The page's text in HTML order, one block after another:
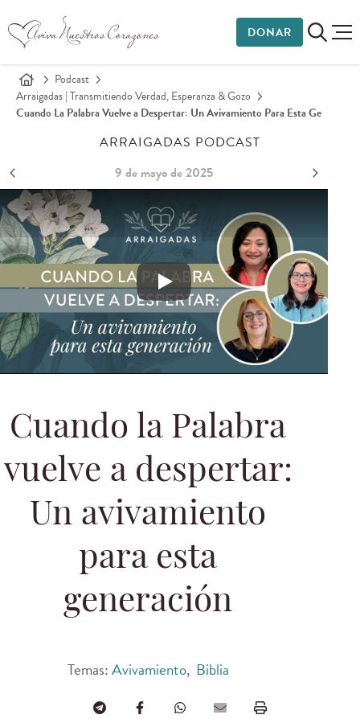
DONAR
Podcast
Arraigadas | Transmitiendo Verdad, Esperanza & Gozo
Cuando La Palabra Vuelve a Despertar: Un Avivamiento Para Esta Ge
ARRAIGADAS PODCAST
9 de mayo de 2025
Cuando la Palabra vuelve a despertar: Un avivamiento
Cuando la Palabra
vuelve a despertar:
Un avivamiento
para esta
generación
Temas:Avivamiento, Biblia